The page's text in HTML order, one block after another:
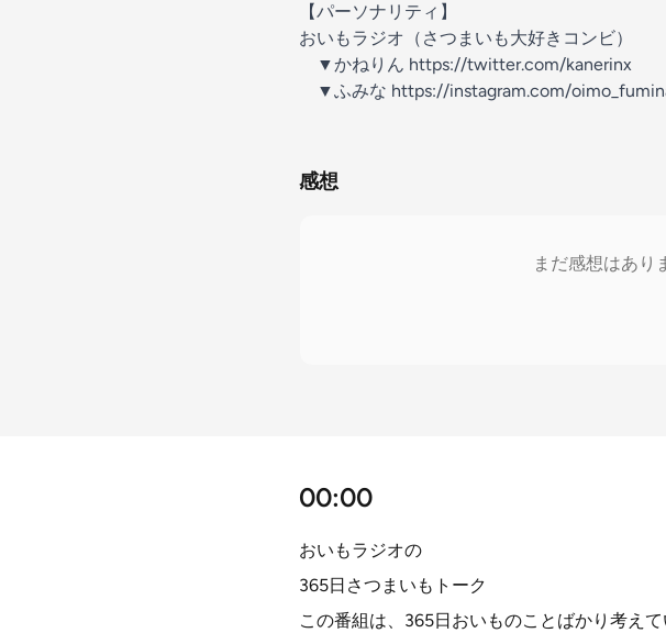
【パーソナリティ】
おいもラジオ（さつまいも大好きコンビ）
▼かねりん https://twitter.com/kanerinx
▼ふみな https://instagram.com/
感想
まだ感想はあり
00:00
おいもラジオの
365日さつまいもトーク
この番組は、365日おいものことばかり考え